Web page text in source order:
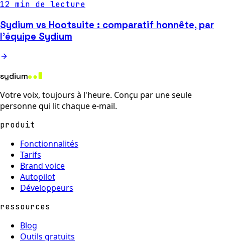
12 min de lecture
Sydium vs Hootsuite : comparatif honnête, par
l'équipe Sydium
sydium
Votre voix, toujours à l'heure. Conçu par une seule
personne qui lit chaque e-mail.
produit
Fonctionnalités
Tarifs
Brand voice
Autopilot
Développeurs
ressources
Blog
Outils gratuits